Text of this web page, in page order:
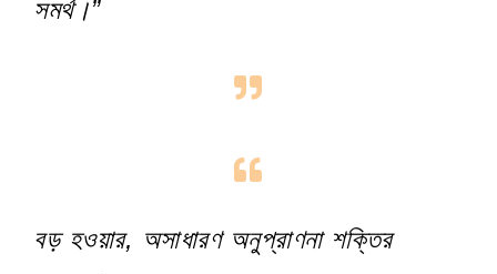
সমর্থ।”
বড় হওয়ার, অসাধারণ অনুপ্রাণনা শক্তির